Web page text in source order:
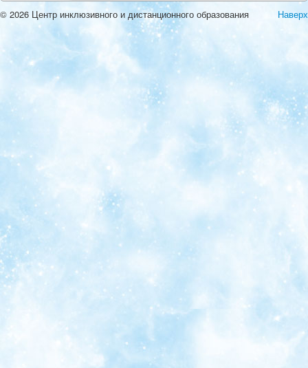
Наверх
© 2026 Центр инклюзивного и дистанционного образования